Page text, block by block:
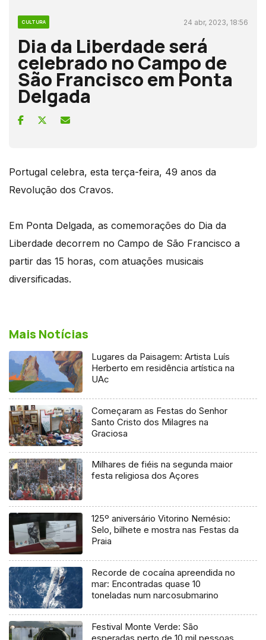
CULTURA 24 abr, 2023, 18:56
Dia da Liberdade será
celebrado no Campo de
São Francisco em Ponta
Delgada
Portugal celebra, esta terça-feira, 49 anos da
Revolução dos Cravos.
Em Ponta Delgada, as comemorações do Dia da
Liberdade decorrem no Campo de São Francisco a
partir das 15 horas, com atuações musicais
diversificadas.
Mais Notícias
Lugares da Paisagem: Artista Luís
Herberto em residência artística na
UAc
Começaram as Festas do Senhor
Santo Cristo dos Milagres na
Graciosa
Milhares de fiéis na segunda maior
festa religiosa dos Açores
125º aniversário Vitorino Nemésio:
Selo, bilhete e mostra nas Festas da
Praia
Recorde de cocaína apreendida no
mar: Encontradas quase 10
toneladas num narcosubmarino
Festival Monte Verde: São